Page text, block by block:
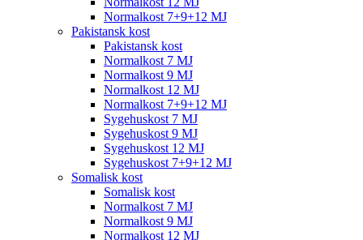
Normalkost 7+9+12 MJ
Pakistansk kost
Pakistansk kost
Normalkost 7 MJ
Normalkost 9 MJ
Normalkost 12 MJ
Normalkost 7+9+12 MJ
Sygehuskost 7 MJ
Sygehuskost 9 MJ
Sygehuskost 12 MJ
Sygehuskost 7+9+12 MJ
Somalisk kost
Somalisk kost
Normalkost 7 MJ
Normalkost 9 MJ
Normalkost 12 MJ